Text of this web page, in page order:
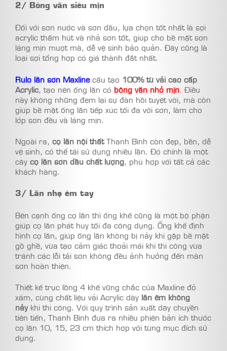
2/ Bông văn siêu mịn
Đối với sơn nước và sơn dầu, lựa chọn tốt nhất là sợi
acrylic thấm hút và nhả sơn tốt, giúp cho bề mặt sơn
láng mịn mượt mà, dễ vệ sinh bảo quản. Đây cũng là
loại sợi tổng hợp có giá thành đắt nhất.
Rulo lăn sơn Maxlinecấu tạo 100% từ vải cao cấp
Acrylic, tạo nên ống lăn có bông văn nhỏ mịn . Điều
này không những đem lại sự đàn hồi tuyệt vời, mà còn
giúp bề mặt ống lăn tiếp xúc tối đa với sơn, làm cho
lớp sơn đều và láng mịn.
Ngoài ra, cọ lăn nội thất Thanh Bình còn đẹp, bền, dễ
vệ sinh, có thể tái sử dụng nhiều lần. Đó chính là một
cây cọ lăn sơn dầu chất lượng, phù hợp với tất cả các
khách hàng.
3/ Lăn nhẹ êm tay
Bên cạnh ống cọ lăn thì ống khế cũng là một bộ phận
giúp cọ lăn phát huy tối đa công dụng. Ống khế định
hình cọ lăn, giúp ống lăn không bị nảy khi gặp bề mặt
gồ ghề, vừa tạo cảm giác thoải mái khi thi công vừa
tránh các lỗi tải sơn không đều ảnh hưởng đến màn
sơn hoàn thiện.
Thiết kế trục lồng 4 khế vững chắc của Maxline đỏ
xám, cùng chất liệu vải Acrylic dày lăn êm không
nảy khi thi công. Với quy trình sản xuất dây chuyền
tiên tiến, Thanh Bình đưa ra nhiều phiên bản ích thước
cọ lăn 10, 15, 23 cm thích hợp với từng mục đích sử
dụng.